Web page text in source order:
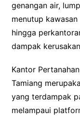
genangan air,
menutup
hingga
dampak
Kantor
Tamiang
yang terdampak
melampaui